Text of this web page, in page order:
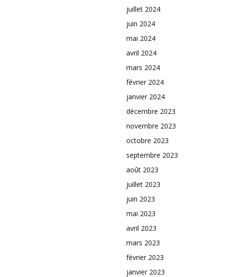
juillet 2024
juin 2024
mai 2024
avril 2024
mars 2024
février 2024
janvier 2024
décembre 2023
novembre 2023
octobre 2023
septembre 2023
août 2023
juillet 2023
juin 2023
mai 2023
avril 2023
mars 2023
février 2023
janvier 2023